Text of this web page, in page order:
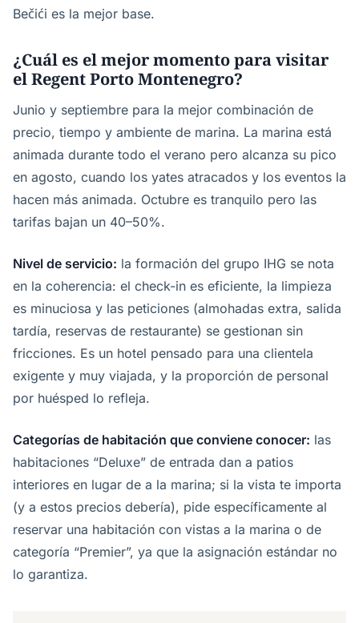
Bečići es la mejor base.
¿Cuál es el mejor momento para visitar
el Regent Porto Montenegro?
Junio y septiembre para la mejor combinación de
precio, tiempo y ambiente de marina. La marina está
animada durante todo el verano pero alcanza su pico
en agosto, cuando los yates atracados y los eventos la
hacen más animada. Octubre es tranquilo pero las
tarifas bajan un 40–50%.
Nivel de servicio: la formación del grupo IHG se nota
en la coherencia: el check-in es eficiente, la limpieza
es minuciosa y las peticiones (almohadas extra, salida
tardía, reservas de restaurante) se gestionan sin
fricciones. Es un hotel pensado para una clientela
exigente y muy viajada, y la proporción de personal
por huésped lo refleja.
Categorías de habitación que conviene conocer: las
habitaciones “Deluxe” de entrada dan a patios
interiores en lugar de a la marina; si la vista te importa
(y a estos precios debería), pide específicamente al
reservar una habitación con vistas a la marina o de
categoría “Premier”, ya que la asignación estándar no
lo garantiza.